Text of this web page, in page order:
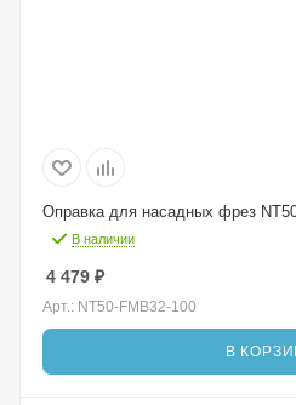
Оправка для насадных фрез
В наличии
4 479 ₽
Арт.: NT50-FMB32-100
В